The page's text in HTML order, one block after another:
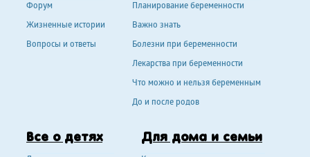
Форум
Жизненные истории
Вопросы и ответы
Планирование беременности
Важно знать
Болезни при беременности
Лекарства при беременности
Что можно и нельзя беременным
До и после родов
Все о детях Для дома и семьи